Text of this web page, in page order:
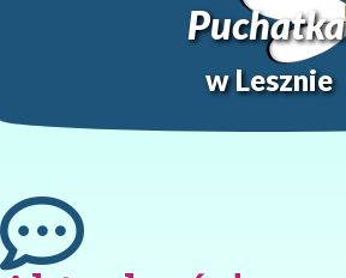
Puchatka
w Lesznie